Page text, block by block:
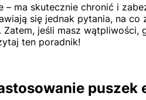
ma skutecznie chronić i
się jednak pytania, na co
jeśli masz wątpliwości,
ten poradnik!
puszek